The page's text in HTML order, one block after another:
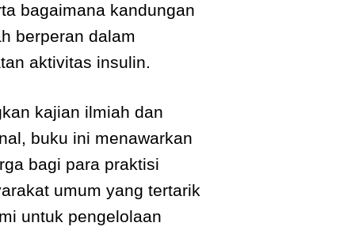
bagaimana kandungan
berperan dalam
aktivitas insulin.
kajian ilmiah dan
buku ini menawarkan
bagi para praktisi
umum yang tertarik
untuk pengelolaan